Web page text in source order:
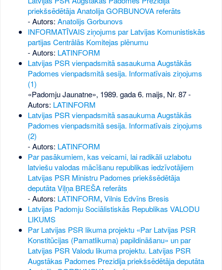
priekšsēdētāja Anatolija GORBUNOVA referāts
- Autors: Anatolijs Gorbunovs
INFORMATĪVAIS ziņojums par Latvijas Komunistiskās
partijas Centrālās Komitejas plēnumu
- Autors: LATINFORM
Latvijas PSR vienpadsmitā sasaukuma Augstākās
Padomes vienpadsmitā sesija. Informatīvais ziņojums
(1)
«Padomju Jaunatne», 1989. gada 6. maijs, Nr. 87-
Autors: LATINFORM
Latvijas PSR vienpadsmitā sasaukuma Augstākās
Padomes vienpadsmitā sesija. Informatīvais ziņojums
(2)
- Autors: LATINFORM
Par pasākumiem, kas veicami, lai radikāli uzlabotu
latviešu valodas mācīšanu republikas iedzīvotājiem
Latvijas PSR Ministru Padomes priekšsēdētāja
deputāta Viļņa BREŠA referāts
- Autors: LATINFORM, Vilnis Edvīns Bresis
Latvijas Padomju Sociālistiskās Republikas VALODU
LIKUMS
Par Latvijas PSR likuma projektu «Par Latvijas PSR
Konstitūcijas (Pamatlikuma) papildināšanu» un par
Latvijas PSR Valodu likuma projektu. Latvijas PSR
Augstākas Padomes Prezidija priekšsēdētāja deputāta